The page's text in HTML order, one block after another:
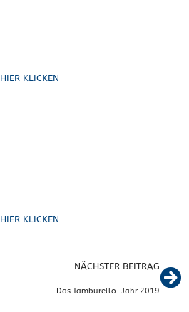
HIER KLICKEN
HIER KLICKEN
NÄCHSTER BEITRAG
Das Tamburello-Jahr 2019